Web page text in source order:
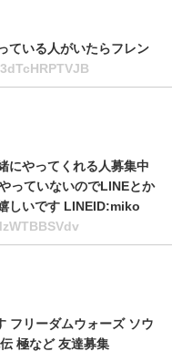
ている人がいたらフレン
にやってくれる人募集中
っていないのでLINEとか
しいです LINEID:miko
フリーダムウォーズ ソウ
極など 友達募集